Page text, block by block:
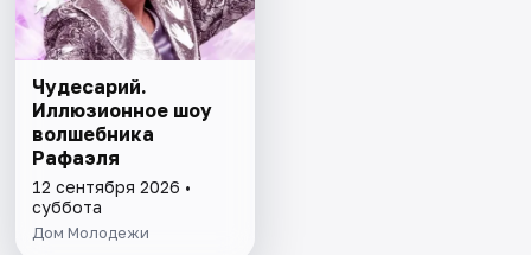
Чудесарий.
Иллюзионное шоу
волшебника
Рафаэля
12 сентября 2026 •
суббота
Дом Молодежи